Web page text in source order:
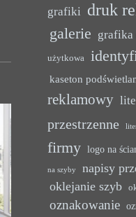
grafiki druk
galerie grafika
użytkowa
kaseton
reklamowy
przestrzenne
firmy
logo na
na szyby napisy
oklejanie szyb
oznakowanie